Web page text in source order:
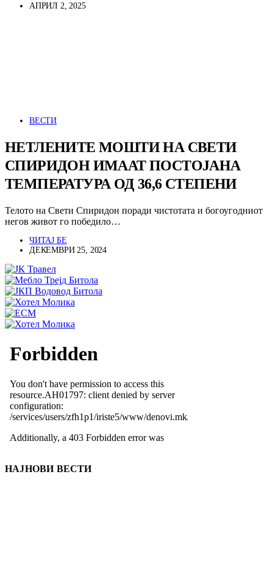
АПРИЛ 2, 2025
ВЕСТИ
НЕТЛЕНИТЕ МОШТИ НА СВЕТИ
СПИРИДОН ИМААТ ПОСТОЈАНА
ТЕМПЕРАТУРА ОД 36,6 СТЕПЕНИ
Телото на Свети Спиридон поради чистотата и богоугодниот
негов живот го победило…
ЧИТАЈ БЕ
ДЕКЕМВРИ 25, 2024
НАЈНОВИ ВЕСТИ